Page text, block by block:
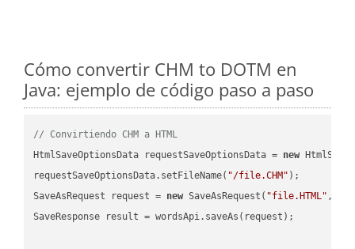
Cómo convertir CHM to DOTM en
Java: ejemplo de código paso a paso
// Convirtiendo CHM a HTML
HtmlSaveOptionsData requestSaveOptionsData = new
requestSaveOptionsData.setFileName( "/file.CHM" );
SaveAsRequest request = new SaveAsRequest( "file.HTML"
SaveResponse result = wordsApi.saveAs(request);